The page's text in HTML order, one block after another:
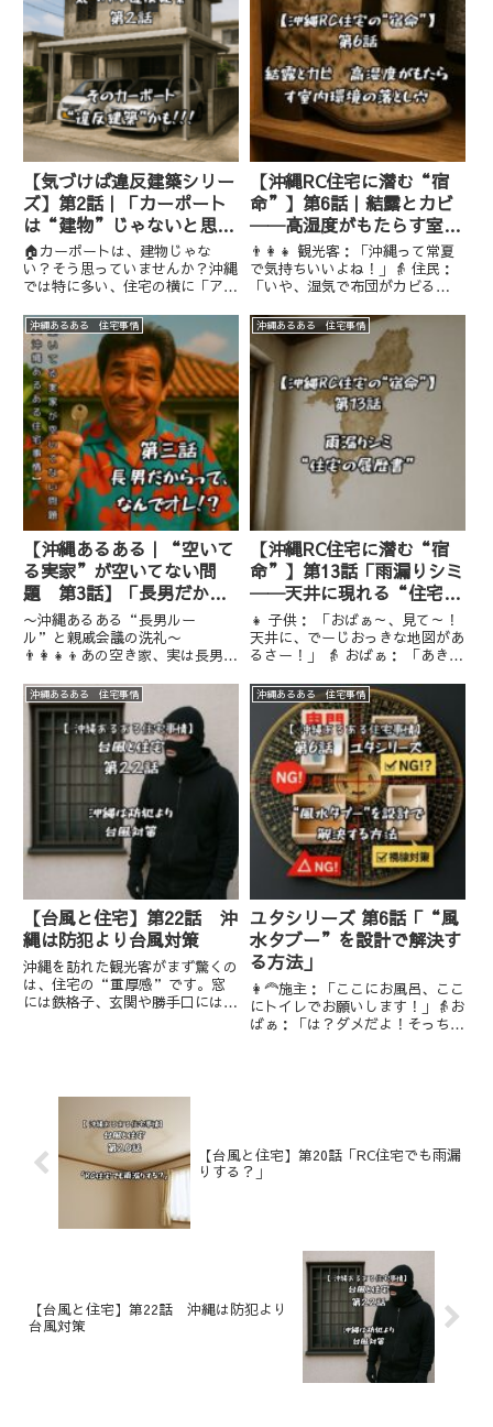
【気づけば違反建築シリー
ズ】第2話｜「カーポート
は“建物”じゃないと思っ
てた…」が通用しない!?
🏠カーポートは、建物じゃな
い？そう思っていませんか？沖縄
では特に多い、住宅の横に「アル
ら設置するパターン。でも実はこ
れ、固定された屋根があって柱が
4本以上あると、れっきとし
た“建築物”。10㎡（約3坪）以
上にな...
【沖縄RC住宅に潜む“宿
命”】第6話｜結露とカビ
──高湿度がもたらす室内
環境の落とし穴
👨‍👩‍👧 観光客：「沖縄って常夏
で気持ちいいよね！」👵 住民：
「いや、湿気で布団がカビる
に、沖縄の暮らしに欠かせないキ
ーワードは**“湿度”。梅雨時
期はもちろん、夏でも冬でもジメ
ジメは健在。そしてこの湿気が、
R...
沖縄あるある 住宅事情
【沖縄あるある｜“空いて
る実家”が空いてない問
題 第3話】「長男だから
って、なんでオレ!?」
〜沖縄あるある“長男ルー
ル”と親戚会議の洗礼〜
👨‍👩‍👧‍👦あの空き家、実は長男名
ね」「長男なんだから当然でし
ょ？」「うちは“昔から”そう
だったさ〜」親戚から次々と飛ん
でくる“長男フィルター”。🏚️
鍵を開けたその...
沖縄あるある 住宅事情
【沖縄RC住宅に潜む“宿
命”】第13話「雨漏りシミ
──天井に現れる“住宅の
履歴書”」
👧 子供： 「おばぁ～、見て～！
天井に、でーじおっきな地図があ
るさー！」 👵 おばぁ： 「あきさ
～！最近の台風でついた雨漏りの
シミよー！」雨漏りシミは、お家
が「SOS！」と叫んでるサイン
雨漏りシミは、ただの汚れじ...
沖縄あるある 住宅事情
【台風と住宅】第22話 沖
縄は防犯より台風対策
沖縄を訪れた観光客がまず驚くの
は、住宅の“重厚感”です。窓
には鉄格子、玄関や勝手口にはシ
沖縄あるある 住宅事情
ユタシリーズ 第6話「“風
水タブー”を設計で解決す
る方法」
👩‍🦰施主：「ここにお風呂、ここ
にトイレでお願いします！」👵お
ばぁ：「は？ダメだよ！そっち
【台風と住宅】第20話「RC住宅でも雨漏
りする？」
【台風と住宅】第22話 沖縄は防犯より
台風対策